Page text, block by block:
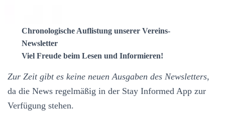
Chronologische Auflistung unserer Vereins-
Newsletter
Viel Freude beim Lesen und Informieren!
Zur Zeit gibt es keine neuen Ausgaben des Newsletters,
da die News regelmäßig in der Stay Informed App zur
Verfügung stehen.